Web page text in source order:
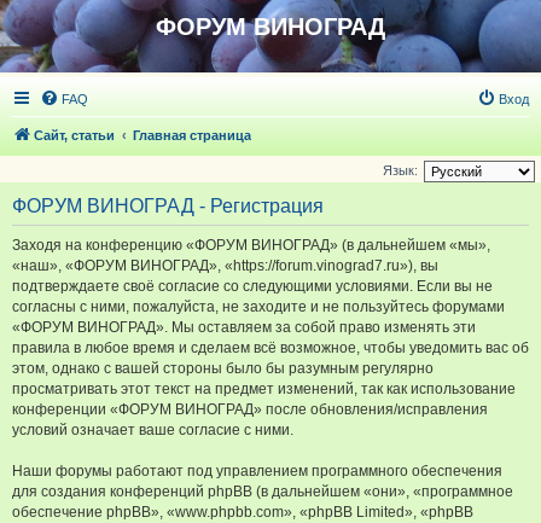
ФОРУМ ВИНОГРАД
FAQ Вход
Сайт, статьи Главная страница
Язык:
ФОРУМ ВИНОГРАД - Регистрация
Заходя на конференцию «ФОРУМ ВИНОГРАД» (в дальнейшем «мы»,
«наш», «ФОРУМ ВИНОГРАД», «https://forum.vinograd7.ru»), вы
подтверждаете своё согласие со следующими условиями. Если вы не
согласны с ними, пожалуйста, не заходите и не пользуйтесь форумами
«ФОРУМ ВИНОГРАД». Мы оставляем за собой право изменять эти
правила в любое время и сделаем всё возможное, чтобы уведомить вас об
этом, однако с вашей стороны было бы разумным регулярно
просматривать этот текст на предмет изменений, так как использование
конференции «ФОРУМ ВИНОГРАД» после обновления/исправления
условий означает ваше согласие с ними.
Наши форумы работают под управлением программного обеспечения
для создания конференций phpBB (в дальнейшем «они», «программное
обеспечение phpBB», «www.phpbb.com», «phpBB Limited», «phpBB